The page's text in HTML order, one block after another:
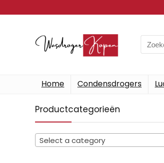
Search
for:
Home Condensdrogers
Productcategorieën
Select a category